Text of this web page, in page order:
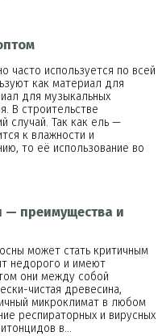
часто используется по всей
как материал для
для музыкальных
В строительстве
случай. Так как ель —
к влажности и
то её использование во
— преимущества и
может стать критичным
недорого и имеют
они между собой
чистая древесина,
микроклимат в любом
респираторных и вирусных
в…